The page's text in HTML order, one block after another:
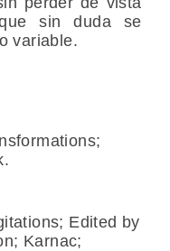
sin duda se
variable.
;
; Edited by
Karnac;